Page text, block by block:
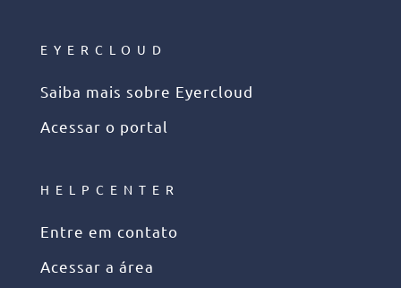
EYERCLOUD
Saiba mais sobre Eyercloud
Acessar o portal
HELPCENTER
Entre em contato
Acessar a área